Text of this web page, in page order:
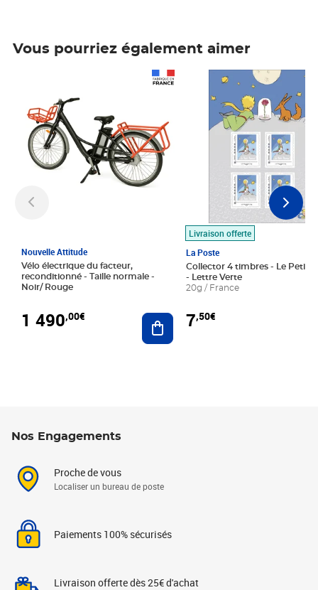
Vous pourriez également aimer
Nouvelle Attitude
Vélo électrique du facteur,
reconditionné - Taille normale -
Noir/ Rouge
1 490,00€ Ajouter au panier
Livraison offerte
La Poste
Collector 4 timbres - Le Petit
- Lettre Verte
20g / France
7,50€
Prix 7,50€
Nos Engagements
Proche de vous
Localiser un bureau de poste
Paiements 100% sécurisés
Livraison offerte dès 25€ d'achat